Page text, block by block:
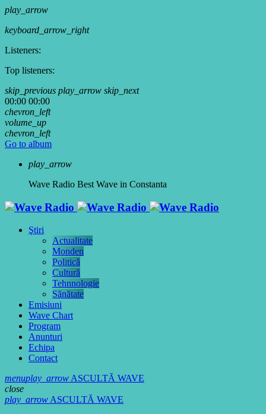
play_arrow
keyboard_arrow_right
Listeners:
Top listeners:
skip_previous play_arrow skip_next
00:00 00:00
chevron_left
volume_up
chevron_left
Go to album
play_arrow
Wave Radio Best Wave in Constanta
Ştiri
Actualitate
Monden
Politică
Cultură
Tehnnologie
Sănătate
Emisiuni
Wave Chart
Program
Anunturi
Echipa
Contact
menuplay_arrowASCULTĂ WAVE
close
play_arrowASCULTĂ WAVE